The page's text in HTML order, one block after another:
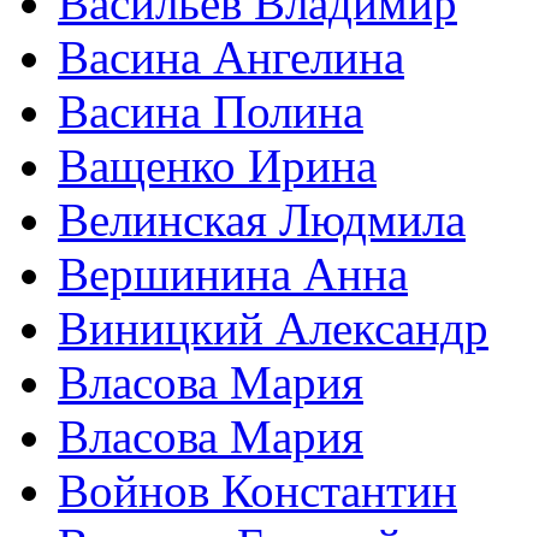
Васина Ангелина
Васина Полина
Ващенко Ирина
Велинская Людмила
Вершинина Анна
Виницкий Александр
Власова Мария
Власова Мария
Войнов Константин